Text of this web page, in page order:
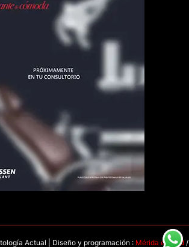
Actual | Diseño y programación : Mérida en Red /